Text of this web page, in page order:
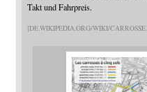
Takt und Fahrpreis.
DE.WIKIPEDIA.ORG/WIKI/CARROSSE